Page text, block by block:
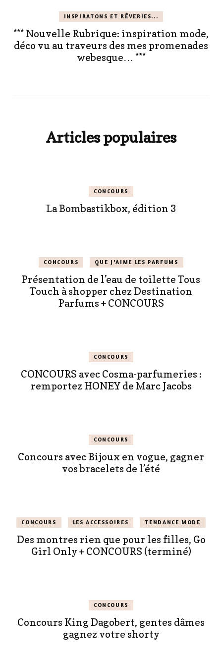
INSPIRATONS ET RÊVERIES...
*** Nouvelle Rubrique: inspiration mode,
déco vu au traveurs des mes promenades
webesque… ***
Articles populaires
CONCOURS
La Bombastikbox, édition 3
CONCOURS QUE J'AIME LES PARFUMS
Présentation de l’eau de toilette Tous
Touch à shopper chez Destination
Parfums + CONCOURS
CONCOURS
CONCOURS avec Cosma-parfumeries :
remportez HONEY de Marc Jacobs
CONCOURS
Concours avec Bijoux en vogue, gagner
vos bracelets de l’été
CONCOURS LES ACCESSOIRES TENDANCE MODE
Des montres rien que pour les filles, Go
Girl Only + CONCOURS (terminé)
CONCOURS
Concours King Dagobert, gentes dâmes
gagnez votre shorty